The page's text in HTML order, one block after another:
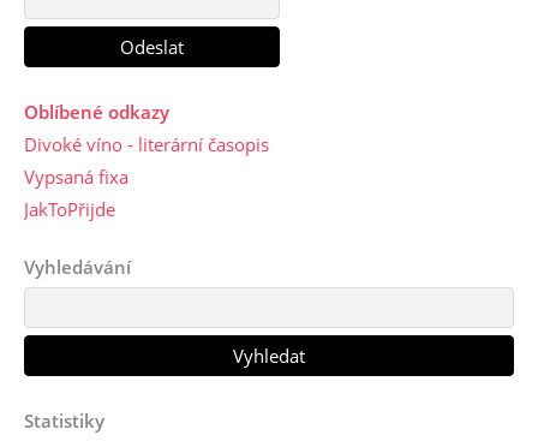
Oblíbené odkazy
Divoké víno - literární časopis
Vypsaná fixa
JakToPřijde
Vyhledávání
Statistiky